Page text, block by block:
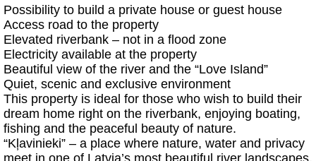
Possibility to build a private house or guest house
Access road to the property
Elevated riverbank – not in a flood zone
Electricity available at the property
Beautiful view of the river and the “Love Island”
Quiet, scenic and exclusive environment
This property is ideal for those who wish to build their
dream home right on the riverbank, enjoying boating,
fishing and the peaceful beauty of nature.
“Kļavinieki” – a place where nature, water and privacy
meet in one of Latvia’s most beautiful river landscapes.